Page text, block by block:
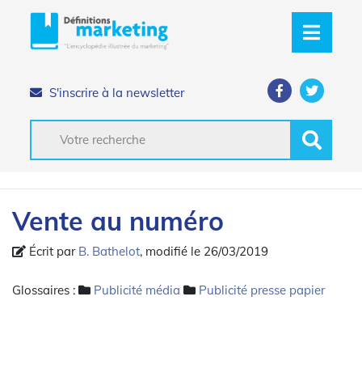
S'inscrire à la newsletter
Vente au numéro
Écrit par B. Bathelot, modifié le 26/03/2019
Glossaires : Publicité média Publicité presse papier